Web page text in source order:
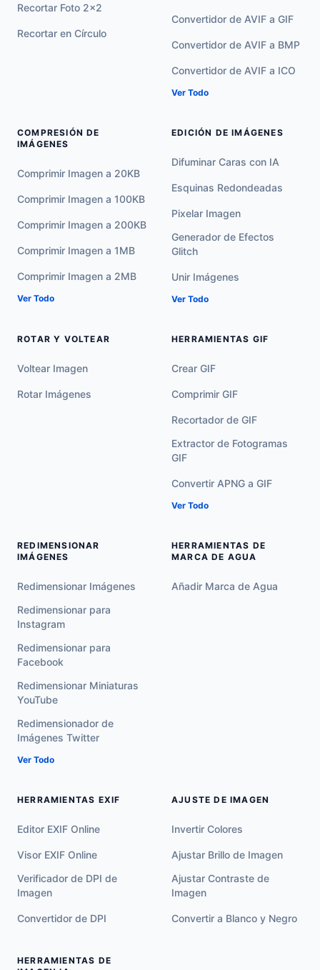
Recortar Foto 2×2
Recortar en Círculo
Convertidor de AVIF a GIF
Convertidor de AVIF a BMP
Convertidor de AVIF a ICO
Ver Todo
COMPRESIÓN DE
IMÁGENES
Comprimir Imagen a 20KB
Comprimir Imagen a 100KB
Comprimir Imagen a 200KB
Comprimir Imagen a 1MB
Comprimir Imagen a 2MB
Ver Todo
EDICIÓN DE IMÁGENES
Difuminar Caras con IA
Esquinas Redondeadas
Pixelar Imagen
Generador de Efectos
Glitch
Unir Imágenes
Ver Todo
ROTAR Y VOLTEAR
Voltear Imagen
Rotar Imágenes
HERRAMIENTAS GIF
Crear GIF
Comprimir GIF
Recortador de GIF
Extractor de Fotogramas
GIF
Convertir APNG a GIF
Ver Todo
REDIMENSIONAR
IMÁGENES
Redimensionar Imágenes
Redimensionar para
Instagram
Redimensionar para
Facebook
Redimensionar Miniaturas
YouTube
Redimensionador de
Imágenes Twitter
Ver Todo
HERRAMIENTAS DE
MARCA DE AGUA
Añadir Marca de Agua
HERRAMIENTAS EXIF
Editor EXIF Online
Visor EXIF Online
Verificador de DPI de
Imagen
Convertidor de DPI
AJUSTE DE IMAGEN
Invertir Colores
Ajustar Brillo de Imagen
Ajustar Contraste de
Imagen
Convertir a Blanco y Negro
HERRAMIENTAS DE